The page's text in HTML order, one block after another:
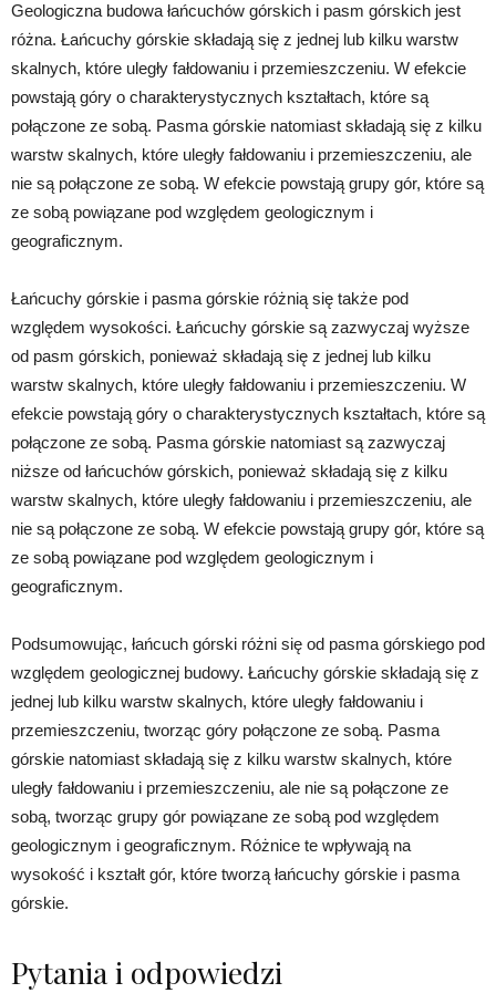
Geologiczna budowa łańcuchów górskich i pasm górskich jest
różna. Łańcuchy górskie składają się z jednej lub kilku warstw
skalnych, które uległy fałdowaniu i przemieszczeniu. W efekcie
powstają góry o charakterystycznych kształtach, które są
połączone ze sobą. Pasma górskie natomiast składają się z kilku
warstw skalnych, które uległy fałdowaniu i przemieszczeniu, ale
nie są połączone ze sobą. W efekcie powstają grupy gór, które są
ze sobą powiązane pod względem geologicznym i
geograficznym.
Łańcuchy górskie i pasma górskie różnią się także pod
względem wysokości. Łańcuchy górskie są zazwyczaj wyższe
od pasm górskich, ponieważ składają się z jednej lub kilku
warstw skalnych, które uległy fałdowaniu i przemieszczeniu. W
efekcie powstają góry o charakterystycznych kształtach, które są
połączone ze sobą. Pasma górskie natomiast są zazwyczaj
niższe od łańcuchów górskich, ponieważ składają się z kilku
warstw skalnych, które uległy fałdowaniu i przemieszczeniu, ale
nie są połączone ze sobą. W efekcie powstają grupy gór, które są
ze sobą powiązane pod względem geologicznym i
geograficznym.
Podsumowując, łańcuch górski różni się od pasma górskiego pod
względem geologicznej budowy. Łańcuchy górskie składają się z
jednej lub kilku warstw skalnych, które uległy fałdowaniu i
przemieszczeniu, tworząc góry połączone ze sobą. Pasma
górskie natomiast składają się z kilku warstw skalnych, które
uległy fałdowaniu i przemieszczeniu, ale nie są połączone ze
sobą, tworząc grupy gór powiązane ze sobą pod względem
geologicznym i geograficznym. Różnice te wpływają na
wysokość i kształt gór, które tworzą łańcuchy górskie i pasma
górskie.
Pytania i odpowiedzi